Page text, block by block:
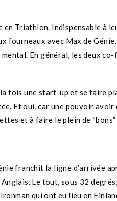
en Triathlon. Indispensable
fourneaux avec Max de
En général, les deux
fois une start-up et se faire
Et oui, car une pouvoir
et à faire le plein de
franchit la ligne d’arrivée
Le tout, sous 32
qui ont eu lieu en